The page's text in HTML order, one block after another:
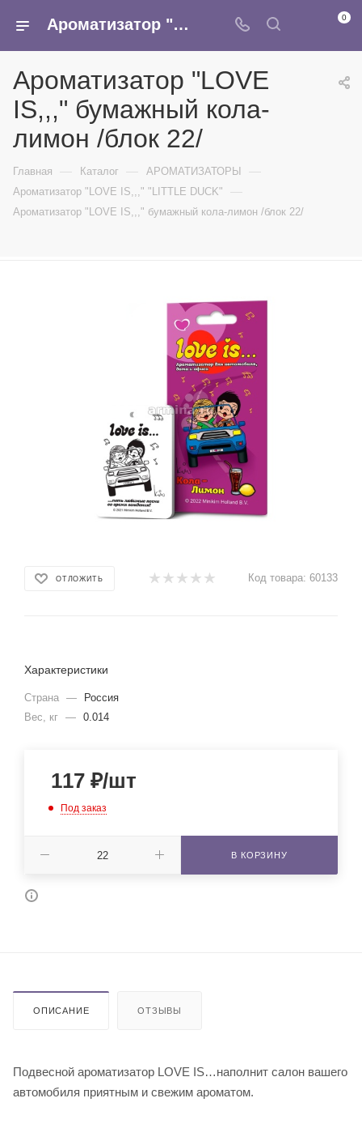
Ароматизатор "LOVE IS,,," бумажный кола-лимон /блок 22/ - купить в интернет-магазине Армина 0
Ароматизатор "LOVE
IS,,," бумажный кола-
лимон /блок 22/
Главная — Каталог — АРОМАТИЗАТОРЫ —
Ароматизатор "LOVE IS,,," "LITTLE DUCK" —
Ароматизатор "LOVE IS,,," бумажный кола-лимон /блок 22/
ОТЛОЖИТЬ Код товара: 60133
Характеристики
Страна —
Россия
Вес, кг — 0.014
117 ₽/шт
Под заказ
В КОРЗИНУ
ОПИСАНИЕ ОТЗЫВЫ
Подвесной ароматизатор LOVE IS…наполнит салон вашего
автомобиля приятным и свежим ароматом.